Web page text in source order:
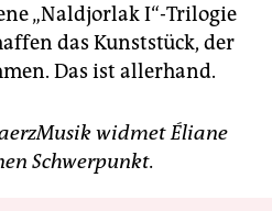
„Naldjorlak I“-Trilogie
das Kunststück, der
Das ist allerhand.
widmet Éliane
Schwerpunkt.